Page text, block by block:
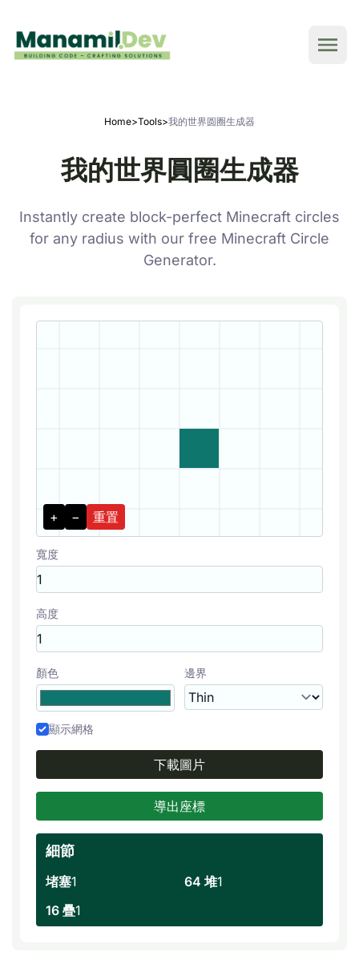
Home>Tools>我的世界圆圈生成器
我的世界圓圈生成器
Instantly create block-perfect Minecraft circles
for any radius with our free Minecraft Circle
Generator.
+ − 重置
寬度
高度
顏色 邊界
顯示網格
下載圖片
導出座標
細節
堵塞1 64 堆1
16 疊1